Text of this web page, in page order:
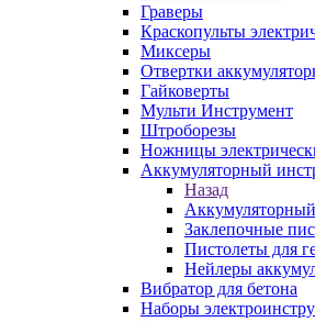
Граверы
Краскопульты
Миксеры
Отвертки
Гайковерты
Мульти Инструмент
Штроборезы
Ножницы
Аккумуляторный
Назад
Заклепочные
Пистолеты для
Нейлеры
Вибратор для бетона
Наборы